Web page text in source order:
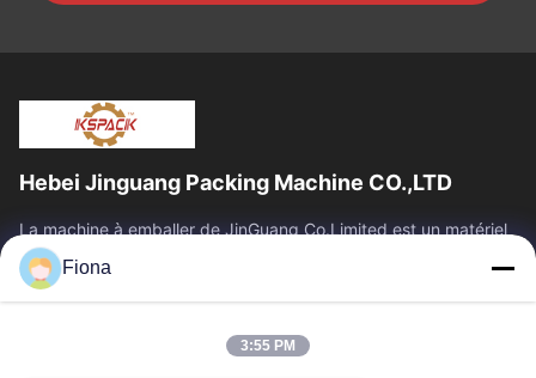
Hebei Jinguang Packing Machine CO.,LTD
La machine à emballer de JinGuang Co.Limited est un matériel
d'impression ondulé professionnel de carton et des machines
relatives pour la...
Liens Rapides
Produits
Fiona
3:55 PM